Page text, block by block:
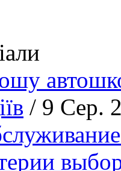
/ 9 Сер.